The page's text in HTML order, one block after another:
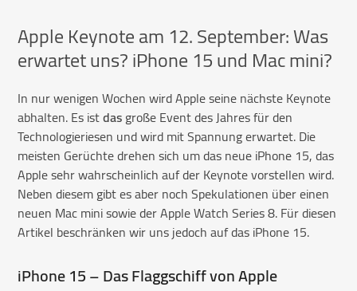
Apple Keynote am 12. September: Was
erwartet uns? iPhone 15 und Mac mini?
In nur wenigen Wochen wird Apple seine nächste Keynote
abhalten. Es istdasgroße Event des Jahres für den
Technologieriesen und wird mit Spannung erwartet. Die
meisten Gerüchte drehen sich um das neue iPhone 15, das
Apple sehr wahrscheinlich auf der Keynote vorstellen wird.
Neben diesem gibt es aber noch Spekulationen über einen
neuen Mac mini sowie der Apple Watch Series 8. Für diesen
Artikel beschränken wir uns jedoch auf das iPhone 15.
iPhone 15 – Das Flaggschiff von Apple